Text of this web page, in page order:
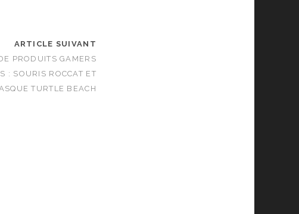
ARTICLE SUIVANT
PRODUITS GAMERS
: SOURIS ROCCAT ET
TURTLE BEACH